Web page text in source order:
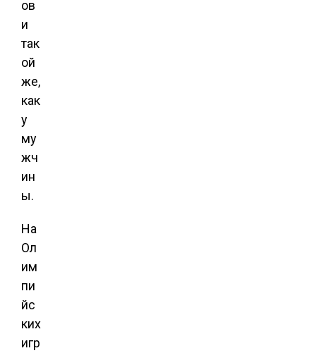
ов
и
так
ой
же,
как
у
му
жч
ин
ы.
На
Ол
им
пи
йс
ких
игр